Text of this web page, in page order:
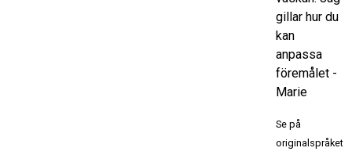
gillar hur du
kan
anpassa
föremålet -
Marie
Se på
originalspråket